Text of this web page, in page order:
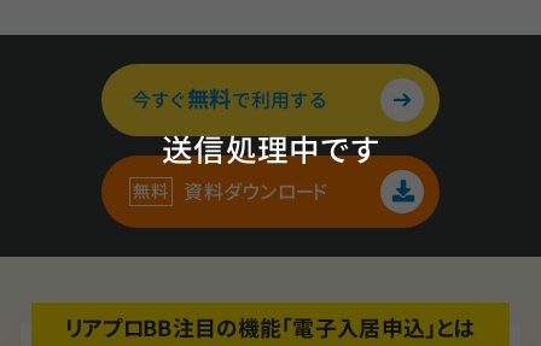
今すぐ無料で利用する
資料ダウンロード
リアプロBB注目の機能「電子入居申込」とは
送信処理中です